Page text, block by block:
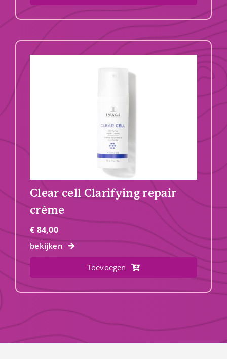
Clear cell Clarifying repair
crème
€ 84,00
bekijken
Toevoegen